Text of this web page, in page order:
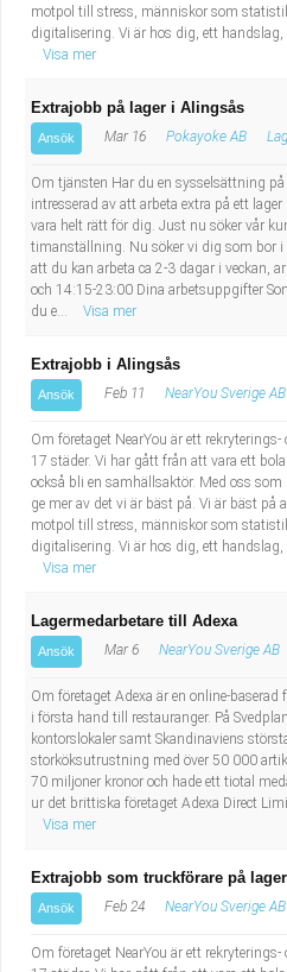
Undersköterska, vård- o
Bibliotekarie
Administrativ assistent
Lärare i gymnasiet
motpol till stress, människor som
digitalisering. Vi är hos dig, ett
Visa mer
Extrajobb på lager i Alingsås
Ansök Mar 16 Pokayoke AB
Om tjänsten Har du en sysselsättning på
intresserad av att arbeta extra på ett
vara helt rätt för dig. Just nu söker vår
timanställning. Nu söker vi dig som bor i
att du kan arbeta ca 2-3 dagar i veckan,
och 14:15-23:00 Dina arbetsuppgifter
du e...
Visa mer
Extrajobb i Alingsås
Ansök Feb 11 NearYou Sverige AB
Om företaget NearYou är ett
17 städer. Vi har gått från att vara ett
också bli en samhällsaktör. Med oss
ge mer av det vi är bäst på. Vi är bäst på
motpol till stress, människor som
digitalisering. Vi är hos dig, ett
Visa mer
Lagermedarbetare till Adexa
Ansök Mar 6 NearYou Sverige AB
Om företaget Adexa är en online-
i första hand till restauranger. På
kontorslokaler samt Skandinaviens
storköksutrustning med över 50 000
70 miljoner kronor och hade ett tiotal
ur det brittiska företaget Adexa Direct
Visa mer
Extrajobb som truckförare på
Ansök Feb 24 NearYou Sverige AB
Om företaget NearYou är ett